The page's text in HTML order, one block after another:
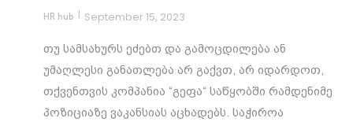
HR hub | September 15, 2023
თუ სამსახურს ეძებთ და გამოცდილება ან
უმაღლესი განათლება არ გაქვთ, არ იდარდოთ,
თქვენთვის კომპანია “გეფა“ საწყობში რამდენიმე
პოზიციაზე ვაკანსიას აცხადებს. საჭიროა